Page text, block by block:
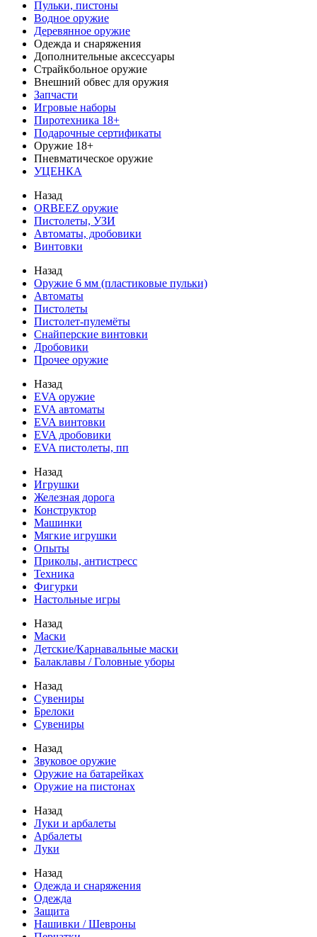
Пульки, пистоны
Водное оружие
Деревянное оружие
Одежда и снаряжения
Дополнительные аксессуары
Страйкбольное оружие
Внешний обвес для оружия
Запчасти
Игровые наборы
Пиротехника 18+
Подарочные сертификаты
Оружие 18+
Пневматическое оружие
УЦЕНКА
Назад
ORBEEZ оружие
Пистолеты, УЗИ
Автоматы, дробовики
Винтовки
Назад
Оружие 6 мм (пластиковые пульки)
Автоматы
Пистолеты
Пистолет-пулемёты
Снайперские винтовки
Дробовики
Прочее оружие
Назад
EVA оружие
EVA автоматы
EVA винтовки
EVA дробовики
EVA пистолеты, пп
Назад
Игрушки
Железная дорога
Конструктор
Машинки
Мягкие игрушки
Опыты
Приколы, антистресс
Техника
Фигурки
Настольные игры
Назад
Маски
Детские/Карнавальные маски
Балаклавы / Головные уборы
Назад
Сувениры
Брелоки
Сувениры
Назад
Звуковое оружие
Оружие на батарейках
Оружие на пистонах
Назад
Луки и арбалеты
Арбалеты
Луки
Назад
Одежда и снаряжения
Одежда
Защита
Нашивки / Шевроны